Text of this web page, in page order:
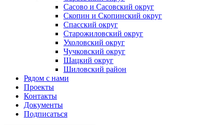
Сасово и Сасовский округ
Скопин и Скопинский округ
Спасский округ
Старожиловский округ
Ухоловский округ
Чучковский округ
Шацкий округ
Шиловский район
Рядом с нами
Проекты
Контакты
Документы
Подписаться